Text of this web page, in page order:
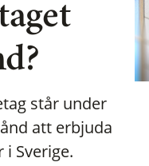
står under
att erbjuda
Sverige.